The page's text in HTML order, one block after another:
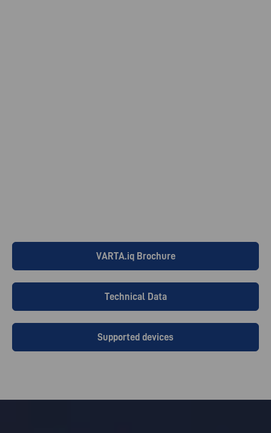
VARTA.iq Brochure
Technical Data
Supported devices